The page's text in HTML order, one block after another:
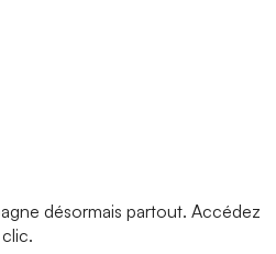
désormais partout. Accédez